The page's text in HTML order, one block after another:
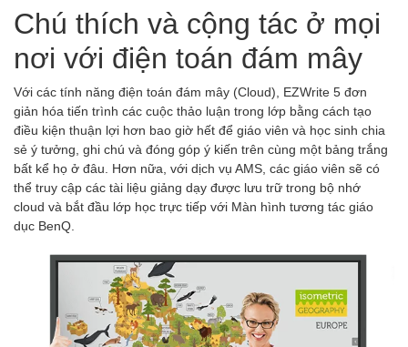
Chú thích và cộng tác ở mọi
nơi với điện toán đám mây
Với các tính năng điện toán đám mây (Cloud), EZWrite 5 đơn
giản hóa tiến trình các cuộc thảo luận trong lớp bằng cách tạo
điều kiện thuận lợi hơn bao giờ hết để giáo viên và học sinh chia
sẻ ý tưởng, ghi chú và đóng góp ý kiến trên cùng một bảng trắng
bất kể họ ở đâu. Hơn nữa, với dịch vụ AMS, các giáo viên sẽ có
thể truy cập các tài liệu giảng dạy được lưu trữ trong bộ nhớ
cloud và bắt đầu lớp học trực tiếp với Màn hình tương tác giáo
dục BenQ.